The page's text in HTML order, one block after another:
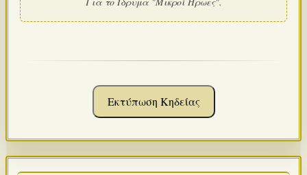
Εκτύπωση Κηδείας